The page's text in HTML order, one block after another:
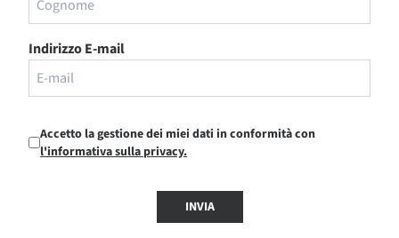
Indirizzo E-mail
Accetto la gestione dei miei dati in conformità con
l'informativa sulla privacy.
INVIA